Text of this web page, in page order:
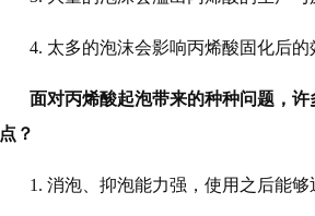
4. 太多的泡沫会影响丙烯酸固化后的
面对丙烯酸起泡带来的种种问题，
点？
1. 消泡、抑泡能力强，使用之后能